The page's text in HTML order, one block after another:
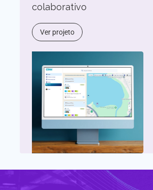
colaborativo
Ver projeto